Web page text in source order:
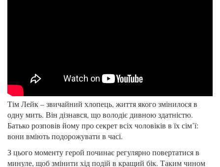
Тім Лейк – звичайний хлопець, життя якого змінилося в
одну мить. Він дізнався, що володіє дивною здатністю.
Батько розповів йому про секрет всіх чоловіків в їх сім’ї:
вони вміють подорожувати в часі.
З цього моменту герой починає регулярно повертатися в
минуле, щоб змінити хід подій в кращий бік. Таким чином